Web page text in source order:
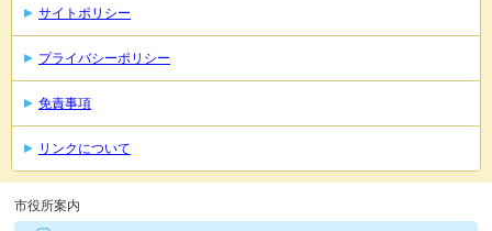
サイトポリシー
プライバシーポリシー
免責事項
リンクについて
市役所案内